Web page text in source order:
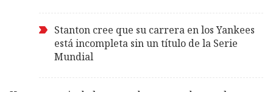
Stanton cree que su carrera en los Yankees
está incompleta sin un título de la Serie
Mundial